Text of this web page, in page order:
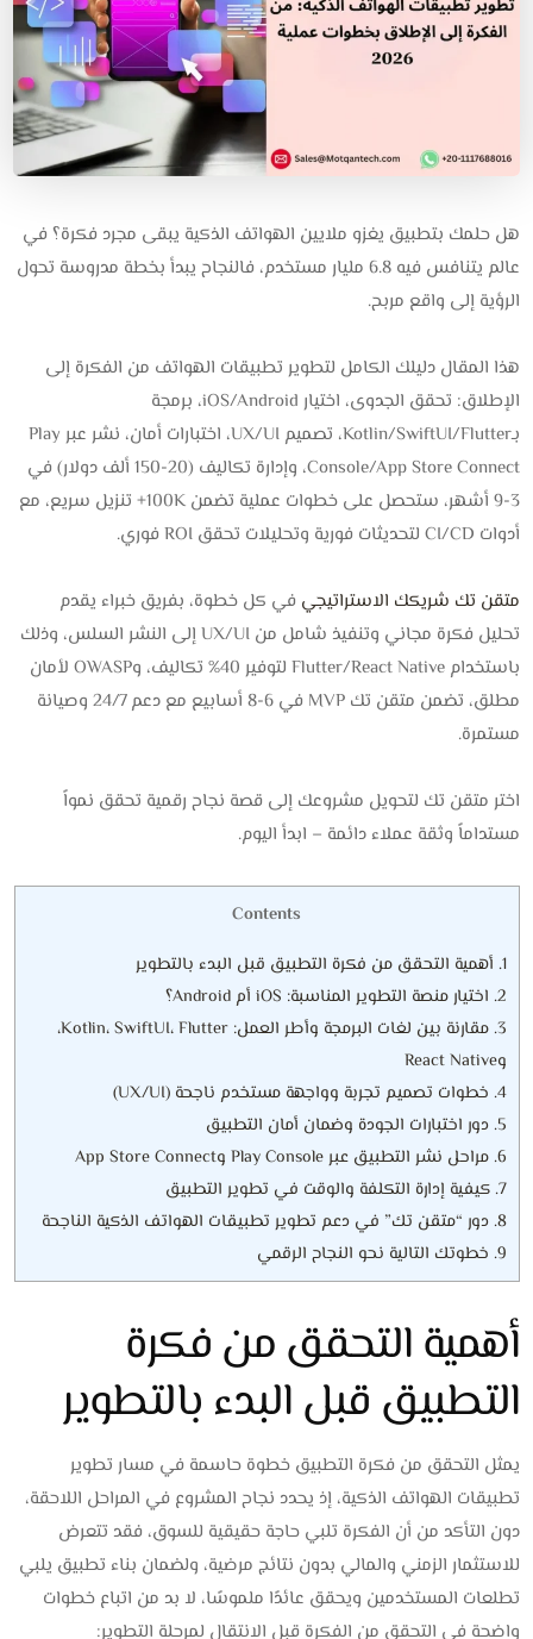
هل حلمك بتطبيق يغزو ملايين الهواتف الذكية يبقى مجرد فكرة؟ في
عالم يتنافس فيه 6.8 مليار مستخدم، فالنجاح يبدأ بخطة مدروسة تحول
الرؤية إلى واقع مربح.
هذا المقال دليلك الكامل لتطوير تطبيقات الهواتف من الفكرة إلى
الإطلاق: تحقق الجدوى، اختيار iOS/Android، برمجة
بـKotlin/SwiftUI/Flutter، تصميم UX/UI، اختبارات أمان، نشر عبر Play
Console/App Store Connect، وإدارة تكاليف (20-150 ألف دولار) في
3-9 أشهر، ستحصل على خطوات عملية تضمن 100K+ تنزيل سريع، مع
أدوات CI/CD لتحديثات فورية وتحليلات تحقق ROI فوري.
متقن تك شريكك الاستراتيجي في كل خطوة، بفريق خبراء يقدم
تحليل فكرة مجاني وتنفيذ شامل من UX/UI إلى النشر السلس، وذلك
باستخدام Flutter/React Native لتوفير 40% تكاليف، وOWASP لأمان
مطلق، تضمن متقن تك MVP في 6-8 أسابيع مع دعم 24/7 وصيانة
مستمرة.
اختر متقن تك لتحويل مشروعك إلى قصة نجاح رقمية تحقق نمواً
مستداماً وثقة عملاء دائمة – ابدأ اليوم.
Contents
1. أهمية التحقق من فكرة التطبيق قبل البدء بالتطوير
2. اختيار منصة التطوير المناسبة: iOS أم Android؟
3.
مقارنة بين لغات البرمجة وأطر العمل: Kotlin، SwiftUI، Flutter،
وReact Native
4. خطوات تصميم تجربة وواجهة مستخدم ناجحة (UX/UI)
5. دور اختبارات الجودة وضمان أمان التطبيق
6. مراحل نشر التطبيق عبر Play Console وApp Store Connect
7. كيفية إدارة التكلفة والوقت في تطوير التطبيق
8. دور “متقن تك” في دعم تطوير تطبيقات الهواتف الذكية الناجحة
9. خطوتك التالية نحو النجاح الرقمي
أهمية التحقق من فكرة
التطبيق قبل البدء بالتطوير
يمثل التحقق من فكرة التطبيق خطوة حاسمة في مسار تطوير
تطبيقات الهواتف الذكية، إذ يحدد نجاح المشروع في المراحل اللاحقة،
دون التأكد من أن الفكرة تلبي حاجة حقيقية للسوق، فقد تتعرض
للاستثمار الزمني والمالي بدون نتائج مرضية، ولضمان بناء تطبيق يلبي
تطلعات المستخدمين ويحقق عائدًا ملموسًا، لا بد من اتباع خطوات
واضحة في التحقق من الفكرة قبل الانتقال لمرحلة التطوير: